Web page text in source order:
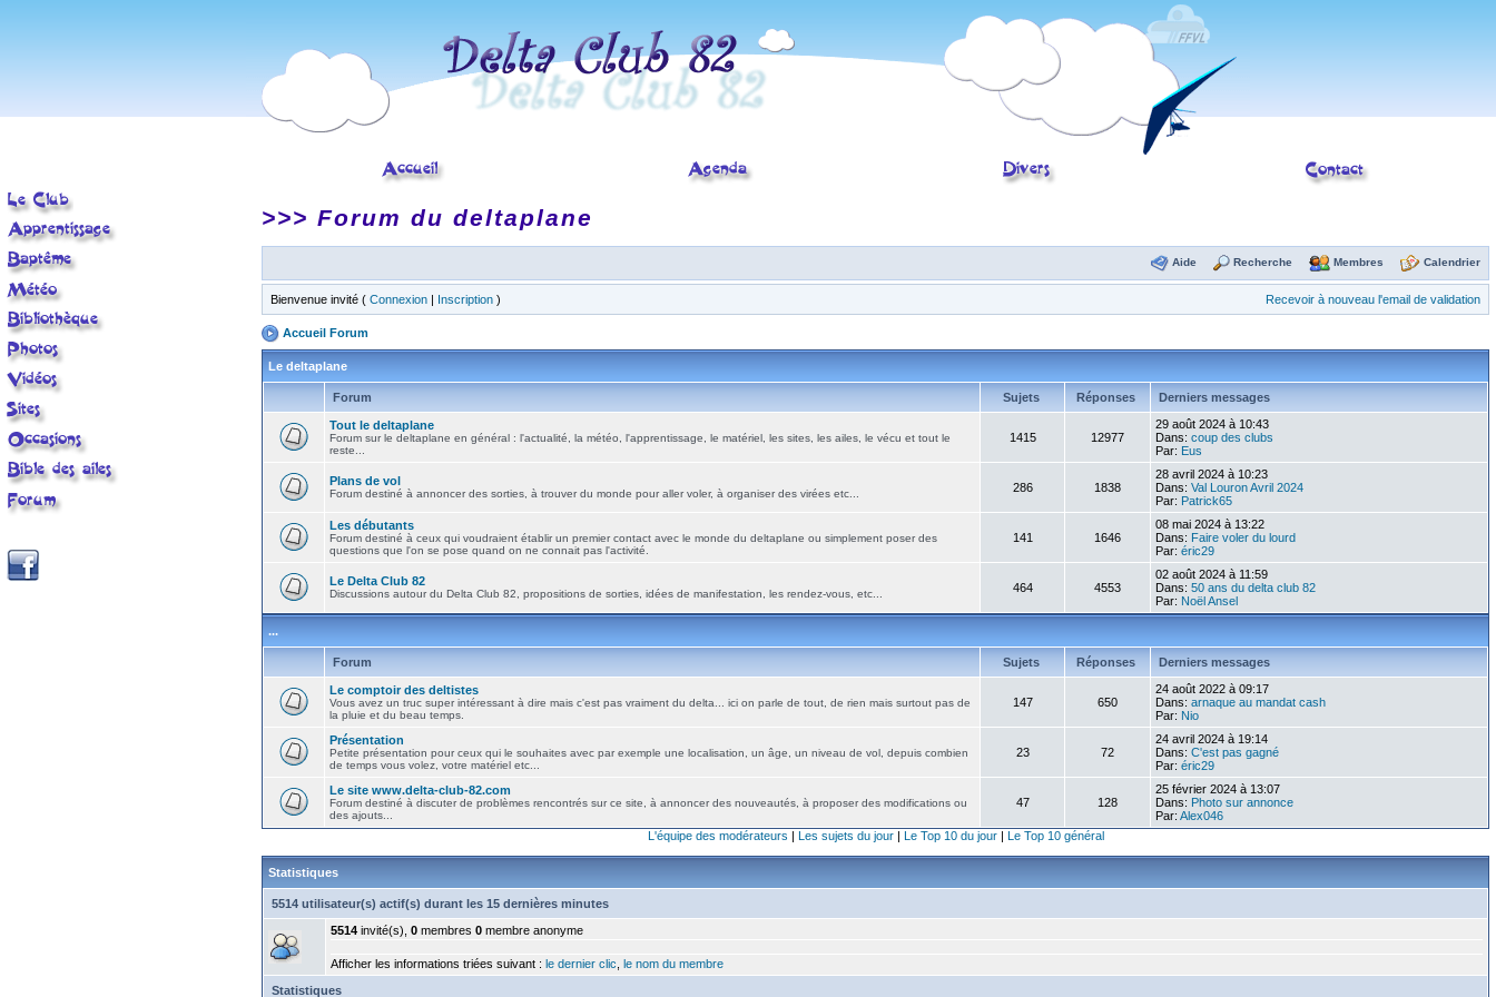
>>> Forum du deltaplane
Aide Recherche Membres Calendrier
Bienvenue invité ( Connexion | Inscription ) Recevoir à nouveau l'email de validation
Accueil Forum
Le deltaplane
Forum Sujets Réponses Derniers messages
Tout le deltaplane
Forum sur le deltaplane en général : l'actualité, la météo, l'apprentissage, le matériel, les sites, les ailes, le vécu et tout le
reste...
1415 12977
29 août 2024 à 10:43
Dans: coup des clubs
Par: Eus
Plans de vol
Forum destiné à annoncer des sorties, à trouver du monde pour aller voler, à organiser des virées etc... 286 1838
28 avril 2024 à 10:23
Dans: Val Louron Avril 2024
Par: Patrick65
Les débutants
Forum destiné à ceux qui voudraient établir un premier contact avec le monde du deltaplane ou simplement poser des
questions que l'on se pose quand on ne connait pas l'activité.
141 1646
08 mai 2024 à 13:22
Dans: Faire voler du lourd
Par: éric29
Le Delta Club 82
Discussions autour du Delta Club 82, propositions de sorties, idées de manifestation, les rendez-vous, etc... 464 4553
02 août 2024 à 11:59
Dans: 50 ans du delta club 82
Par: Noël Ansel
...
Forum Sujets Réponses Derniers messages
Le comptoir des deltistes
Vous avez un truc super intéressant à dire mais c'est pas vraiment du delta... ici on parle de tout, de rien mais surtout pas de
la pluie et du beau temps.
147 650
24 août 2022 à 09:17
Dans: arnaque au mandat cash
Par: Nio
Présentation
Petite présentation pour ceux qui le souhaites avec par exemple une localisation, un âge, un niveau de vol, depuis combien
de temps vous volez, votre matériel etc...
23 72
24 avril 2024 à 19:14
Dans: C'est pas gagné
Par: éric29
Le site www.delta-club-82.com
Forum destiné à discuter de problèmes rencontrés sur ce site, à annoncer des nouveautés, à proposer des modifications ou
des ajouts...
47 128
25 février 2024 à 13:07
Dans: Photo sur annonce
Par: Alex046
L'équipe des modérateurs | Les sujets du jour| Le Top 10 du jour| Le Top 10 général
Statistiques
5514 utilisateur(s) actif(s) durant les 15 dernières minutes
5514 invité(s), 0 membres 0 membre anonyme
Afficher les informations triées suivant : le dernier clic le nom du membre
Statistiques